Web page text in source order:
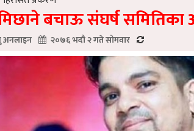
बचाऊ संघर्ष समितिका
अनलाइन २०७६ भदौ २ गते सोमवार